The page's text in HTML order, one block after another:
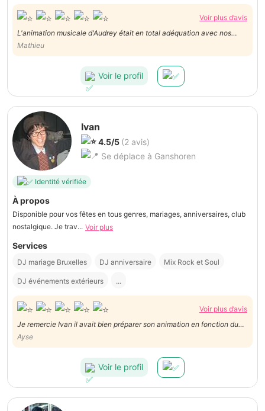
Voir plus d’avis
L'animation musicale d'Audrey était en total adéquation avec nos
attentes et a contribué à la réussite de notre soirée. Plusieurs des
invités m'ont d'ailleurs féliciter pour la musique. Je le recommande
Mathieu
Voir le profil
Ivan
4.5/5 (2 avis)
Se déplace à Ganshoren
Identité vérifiée
À propos
Disponible pour vos fêtes en tous genres, mariages, anniversaires, club
nostalgique. Je trav... Voir plus
Services
DJ mariage Bruxelles DJ anniversaire Mix Rock et Soul
DJ événements extérieurs ...
Voir plus d’avis
Je remercie Ivan il avait bien préparer son animation en fonction du
public , c'est une découverte pour nous et pour lui très sympathique
merci
Ayse
Voir le profil